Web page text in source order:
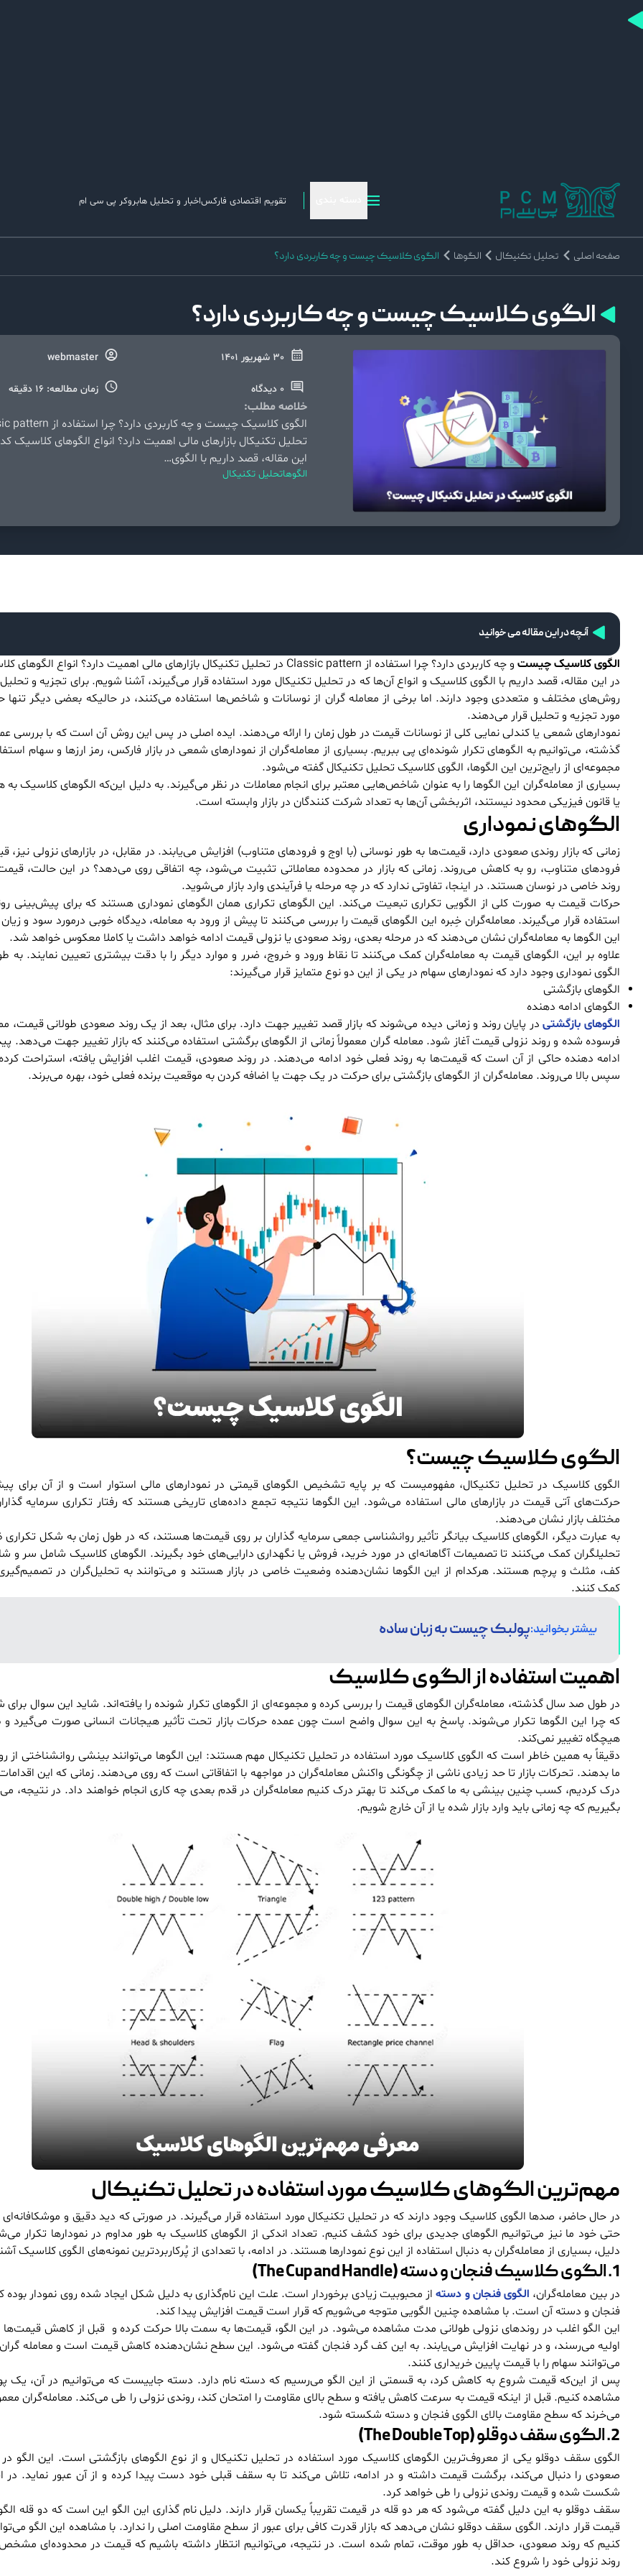
تقویم اقتصادی فارکساخبار و تحلیل هابروکر پی سی ام
صفحه اصلی تحلیل تکنیکال الگوها الگوی کلاسیک چیست و چه کاربردی دارد؟
الگوی کلاسیک چیست و چه کاربردی دارد؟
30 شهریور 1401 webmaster
0 دیدگاه زمان مطالعه: 16 دقیقه
خلاصه مطلب:
تحلیل تکنیکال بازارهای مالی اهمیت دارد؟ انواع الگوهای کلاسیک
این مقاله، قصد داریم با الگوی…
الگوهاتحلیل تکنیکال
%da%a9%d9%84%d8%a7%d8%b3%db%8c%da%a9/
آنچه در این مقاله می خوانید
الگوی کلاسیک چیست و چه کاربردی دارد؟ چرا استفاده از Classic pattern در تحلیل تکنیکال بازارهای مالی اهمیت دارد؟ انواع الگوهای کلاسیک کدامند؟
در این مقاله، قصد داریم با الگوی کلاسیک و انواع آن‌ها که در تحلیل تکنیکال مورد استفاده قرار می‌گیرند، آشنا شویم. برای تجزیه و تحلیل
روش‌های مختلف و متعددی وجود دارند. اما برخی از معامله گران از نوسانات و شاخص‌ها استفاده می‌کنند، در حالیکه بعضی دیگر
مورد تجزیه و تحلیل قرار می‌دهند.
نمودارهای شمعی یا کندلی نمایی کلی از نوسانات قیمت در طول زمان را ارائه می‌دهند. ایده اصلی در پس این روش آن است که با بررسی
گذشته، می‌توانیم به الگوهای تکرار شونده‌ای پی ببریم. بسیاری از معامله‌گران از نمودارهای شمعی در بازار فارکس، رمز ارزها و سهام
مجموعه‌ای از رایج‌ترین این الگوها، الگوی کلاسیک تحلیل تکنیکال گفته می‌شود.
بسیاری از معامله‌گران این الگوها را به عنوان شاخص‌هایی معتبر برای انجام معاملات در نظر می‌گیرند. به دلیل این‌که الگوهای کلاسیک
یا قانون فیزیکی محدود نیستند، اثربخشی آن‌ها به تعداد شرکت کنندگان در بازار وابسته است.
الگوهای نموداری
زمانی که بازار روندی صعودی دارد، قیمت‌ها به طور نوسانی (با اوج و فرودهای متناوب) افزایش می‌یابند. در مقابل، در بازارهای نزولی نیز،
فرودهای متناوب، رو به کاهش می‌روند. زمانی که بازار در محدوده معاملاتی تثبیت می‌شود، چه اتفاقی روی می‌دهد؟ در این حالت،
روند خاصی در نوسان هستند. در اینجا، تفاوتی ندارد که در چه مرحله یا فرآیندی وارد بازار می‌شوید.
حرکات قیمت به صورت کلی از الگویی تکراری تبعیت می‌کند. این الگوهای تکراری همان الگوهای نموداری هستند که برای پیش‌بینی
استفاده قرار می‌گیرند. معامله‌گران خِبره این الگوهای قیمت را بررسی می‌کنند تا پیش از ورود به معامله، دیدگاه خوبی درمورد سود و
این الگوها به معامله‌گران نشان می‌دهند که در مرحله بعدی، روند صعودی یا نزولی قیمت ادامه خواهد داشت یا کاملا معکوس خواهد شد.
علاوه بر این، الگوهای قیمت به معامله‌گران کمک می‌کنند تا نقاط ورود و خروج، ضرر و موارد دیگر را با دقت بیشتری تعیین نمایند. به
الگوی نموداری وجود دارد که نمودارهای سهام در یکی از این دو نوع متمایز قرار می‌گیرند:
الگوهای بازگشتی
الگوهای ادامه دهنده
الگوهای بازگشتیدر پایان روند و زمانی دیده می‌شوند که بازار قصد تغییر جهت دارد. برای مثال، بعد از یک روند صعودی طولانی قیمت،
فرسوده شده و روند نزولی قیمت آغاز شود. معامله گران معمولاً زمانی از الگوهای برگشتی استفاده می‌کنند که بازار تغییر جهت می‌دهد.
ادامه دهنده حاکی از آن است که قیمت‌ها به روند فعلی خود ادامه می‌دهند. در روند صعودی، قیمت اغلب افزایش یافته، استراحت
سپس بالا می‌روند. معامله‌گران از الگوهای بازگشتی برای حرکت در یک جهت یا اضافه کردن به موقعیت برنده فعلی خود، بهره می‌برند.
الگوی کلاسیک چیست؟
الگوی کلاسیک در تحلیل تکنیکال، مفهومیست که بر پایه تشخیص الگوهای قیمتی در نمودارهای مالی استوار است و از آن برای
حرکت‌های آتی قیمت در بازارهای مالی استفاده می‌شود. این الگوها نتیجه تجمع داده‌های تاریخی هستند که رفتار تکراری سرمایه
مختلف بازار نشان می‌دهند.
به عبارت دیگر، الگوهای کلاسیک بیانگر تأثیر روانشناسی جمعی سرمایه گذاران بر روی قیمت‌ها هستند، که در طول زمان به شکل
تحلیلگران کمک می‌کنند تا تصمیمات آگاهانه‌ای در مورد خرید، فروش یا نگهداری دارایی‌های خود بگیرند. الگوهای کلاسیک شامل سر و
کف، مثلث و پرچم هستند. هرکدام از این الگوها نشان‌دهنده وضعیت خاصی در بازار هستند و می‌توانند به تحلیل‌گران در
کمک کنند.
بیشتر بخوانید:پولبک چیست به زبان ساده
اهمیت استفاده از الگوی کلاسیک
در طول صد سال گذشته، معامله‌گران الگوهای قیمت را بررسی کرده و مجموعه‌ای از الگوهای تکرار شونده را یافته‌اند. شاید این سوال
که چرا این الگوها تکرار می‌شوند. پاسخ به این سوال واضح است چون عمده حرکات بازار تحت تأثیر هیجانات انسانی صورت می‌گیرد
هیچگاه تغییر نمی‌کند.
دقیقاً به همین خاطر است که الگوی کلاسیک مورد استفاده در تحلیل تکنیکال مهم هستند: این الگوها می‌توانند بینشی روانشناختی از
ما بدهند. تحرکات بازار تا حد زیادی ناشی از چگونگی واکنش معامله‌گران در مواجهه با اتفاقاتی است که روی می‌دهند. زمانی که این
درک کردیم، کسب چنین بینشی به ما کمک می‌کند تا بهتر درک کنیم معامله‌گران در قدم بعدی چه کاری انجام خواهند داد. در نتیجه،
بگیریم که چه زمانی باید وارد بازار شده یا از آن خارج شویم.
مهم‌ترین الگوهای کلاسیک مورد استفاده در تحلیل تکنیکال
در حال حاضر، صدها الگوی کلاسیک وجود دارند که در تحلیل تکنیکال مورد استفاده قرار می‌گیرند. در صورتی که دید دقیق و
حتی خود ما نیز می‌توانیم الگوهای جدیدی برای خود کشف کنیم. تعداد اندکی از الگوهای کلاسیک به طور مداوم در نمودارها تکرار
دلیل، بسیاری از معامله‌گران به دنبال استفاده از این نوع نمودارها هستند. در ادامه، با تعدادی از پُرکاربردترین نمونه‌های الگوی کلاسیک
1. الگوی کلاسیک فنجان و دسته (The Cup and Handle)
در بین معامله‌گران، الگوی فنجان و دستهاز محبوبیت زیادی برخوردار است. علت این نام‌گذاری به دلیل شکل ایجاد شده روی نمودار
فنجان و دسته آن است. با مشاهده چنین الگویی متوجه می‌شویم که قرار است قیمت افزایش پیدا کند.
این الگو اغلب در روندهای نزولی طولانی مدت مشاهده می‌شود. در این الگو، قیمت‌ها به سمت بالا حرکت کرده و قبل از کاهش قیمت‌ها
اولیه می‌رسند، و در نهایت افزایش می‌یابند. به این کف گرد فنجان گفته می‌شود. این سطح نشان‌دهنده کاهش قیمت است و معامله
می‌توانند سهام را با قیمت پایین خریداری کنند.
پس از این‌که قیمت شروع به کاهش کرد، به قسمتی از این الگو می‌رسیم که دسته نام دارد. دسته جاییست که می‌توانیم در آن، یک
مشاهده کنیم. قبل از اینکه قیمت به سرعت کاهش یافته و سطح بالای مقاومت را امتحان کند، روندی نزولی را طی می‌کند. معامله‌گران
می‌خرند که سطح مقاومت بالای الگوی فنجان و دسته شکسته شود.
2. الگوی سقف دوقلو (The Double Top)
الگوی سقف دوقلو یکی از معروف‌ترین الگوهای کلاسیک مورد استفاده در تحلیل تکنیکال و از نوع الگوهای بازگشتی است. این الگو در
صعودی را دنبال می‌کند، برگشت قیمت داشته و در ادامه، تلاش می‌کند تا به سقف قبلی خود دست پیدا کرده و از آن عبور نماید. در
شکست شده و قیمت روندی نزولی را طی خواهد کرد.
سقف دوقلو به این دلیل گفته می‌شود که هر دو قله در قیمت تقریباً یکسان قرار دارند. دلیل نام گذاری این الگو این است که دو قله
قیمت قرار دارند. الگوی سقف دوقلو نشان می‌دهد که بازار قدرت کافی برای عبور از سطح مقاومت اصلی را ندارد. با مشاهده این الگو
کنیم که روند صعودی، حداقل به طور موقت، تمام شده است. در نتیجه، می‌توانیم انتظار داشته باشیم که قیمت در محدوده‌ای مشخص
روند نزولی خود را شروع کند.